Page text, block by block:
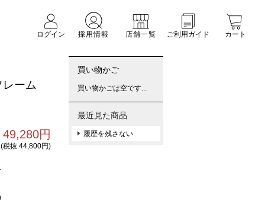
ログイン
採用情報 店舗一覧 ご利用ガイド カート
ーム
49,280円
(税抜 44,800円)
買い物かご
買い物かごは空です...
最近見た商品
履歴を残さない